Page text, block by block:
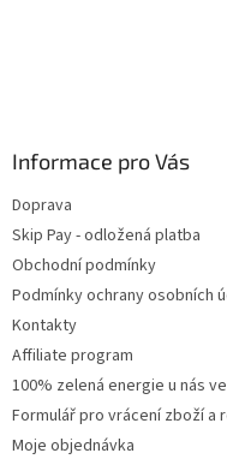
Informace pro Vás
Doprava
Skip Pay - odložená platba
Obchodní podmínky
Podmínky ochrany osobních
Kontakty
Affiliate program
100% zelená energie u nás
Formulář pro vrácení zboží a
Moje objednávka